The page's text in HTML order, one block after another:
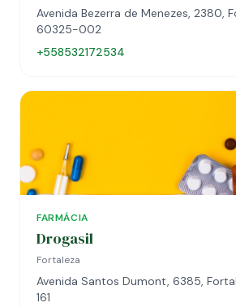
Avenida Bezerra de Menezes, 2380,
60325-002
+558532172534
FARMÁCIA
Drogasil
Fortaleza
Avenida Santos Dumont, 6385,
161